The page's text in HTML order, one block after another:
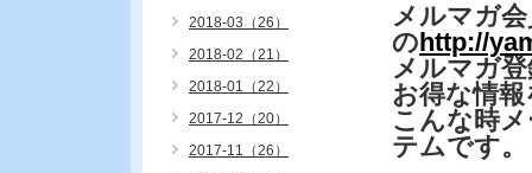
メルマガ
のhttp://
メルマガ
お得な情
こんな時
テムです。
2018-03（26）
2018-02（21）
2018-01（22）
2017-12（20）
2017-11（26）